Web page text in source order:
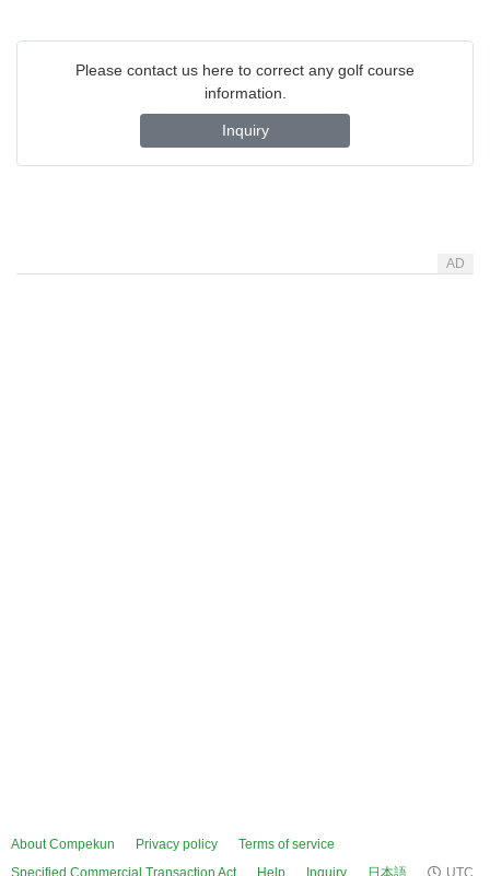
Please contact us here to correct any golf course
information.
Inquiry
AD
About Compekun Privacy policy
Terms of service
Specified Commercial Transaction Act
Help Inquiry 日本語 UTC